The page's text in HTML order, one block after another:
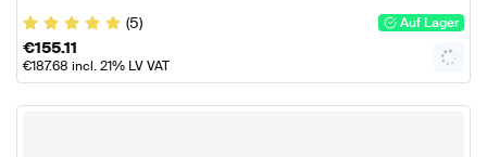
(5)
Auf Lager
€155.11
€187.68 incl. 21% LV VAT